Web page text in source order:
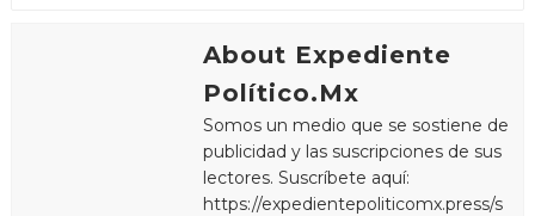
About Expediente
Político.Mx
Somos un medio que se sostiene de
publicidad y las suscripciones de sus
lectores. Suscríbete aquí:
https://expedientepoliticomx.press/s